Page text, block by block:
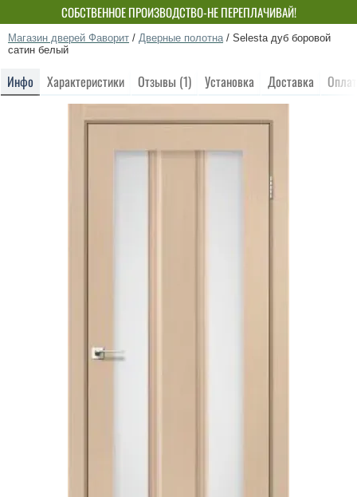
СОБСТВЕННОЕ ПРОИЗВОДСТВО-НЕ ПЕРЕПЛАЧИВАЙ!
Магазин дверей Фаворит / Дверные полотна / Selesta дуб боровой
сатин белый
Инфо Характеристики Отзывы (1) Установка Доставка